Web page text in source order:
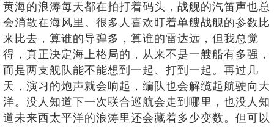
黄海的浪涛每天都在拍打着码头，战舰的汽笛声也总
会消散在海风里。很多人喜欢盯着单艘战舰的参数比
来比去，算谁的导弹多，算谁的雷达远，但我总觉
得，真正决定海上格局的，从来不是一艘船有多强，
而是两支舰队能不能想到一起、打到一起。再过几
天，演习的炮声就会响起，编队也会解缆起航驶向大
洋。没人知道下一次联合巡航会走到哪里，也没人知
道未来西太平洋的浪涛里还会藏着多少变数。但可以